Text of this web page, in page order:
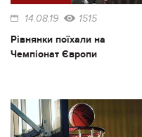
14.08.19 1515
Рівнянки поїхали на
Чемпіонат Європи